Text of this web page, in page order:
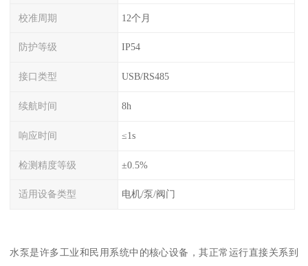
校准周期 12个月
防护等级 IP54
接口类型 USB/RS485
续航时间 8h
响应时间 ≤1s
检测精度等级 ±0.5%
适用设备类型 电机/泵/阀门
水泵是许多工业和民用系统中的核心设备，其正常运行直接关系到